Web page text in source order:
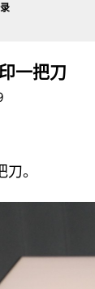
一把刀
。